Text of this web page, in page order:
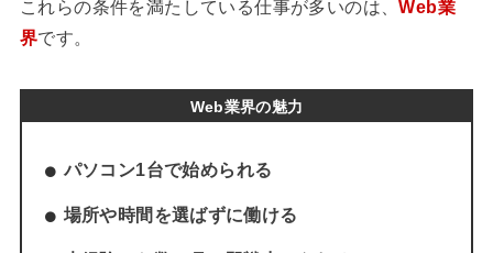
これらの条件を満たしている仕事が多いのは、Web業
界です。
Web業界の魅力
パソコン1台で始められる
場所や時間を選ばずに働ける